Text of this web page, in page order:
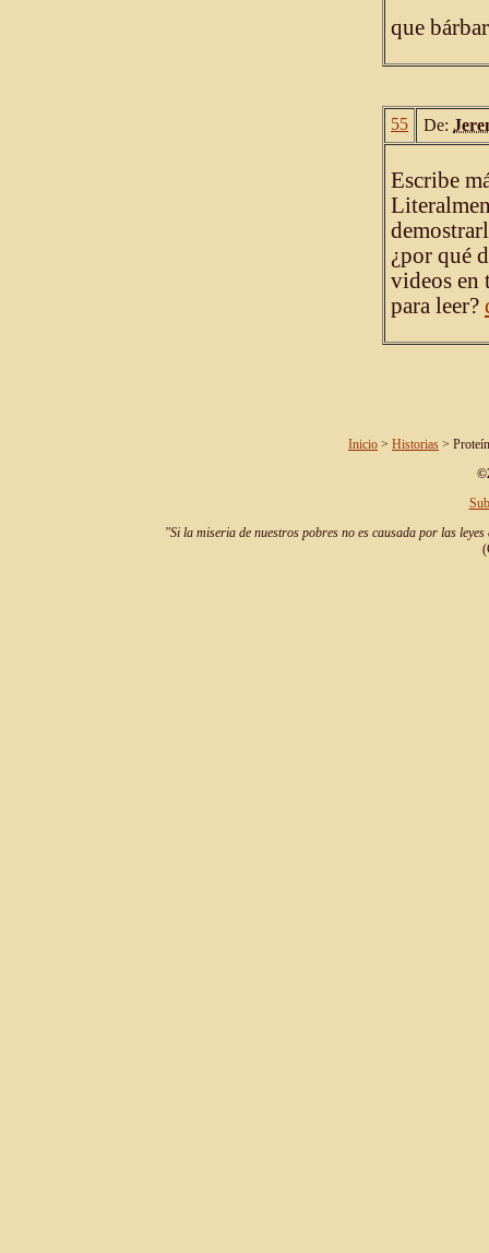
que
55 De:
Escribe
¿por qué
videos en
para leer?
Inicio > Historias >
"Si la miseria de nuestros pobres no es causada por las